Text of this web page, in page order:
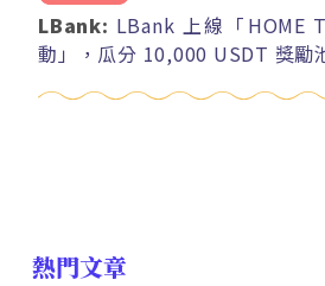
LBank: LBank 上線「HOME
動」，瓜分 10,000 USDT 獎勵
熱門文章